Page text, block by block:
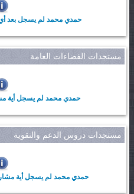
حمدي محمد لم يسجل بعد
مستجدات الفضاءات العامة
حمدي محمد لم يسجل أية
مستجدات دروس الدعم والتقوية
حمدي محمد لم يسجل أية